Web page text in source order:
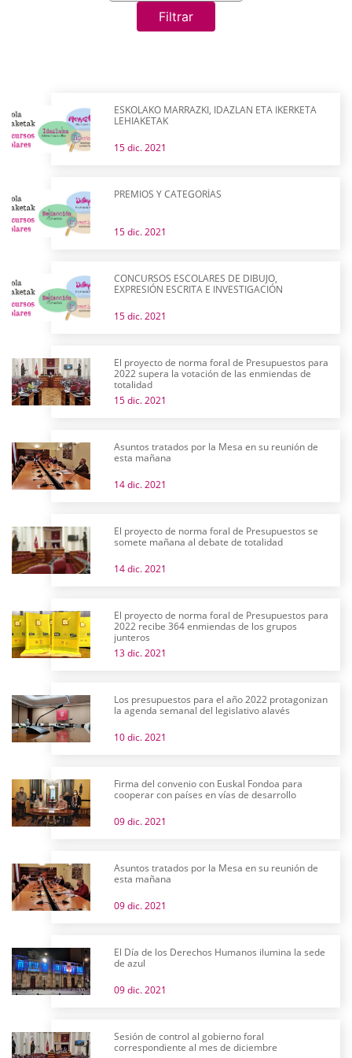
Filtrar
ESKOLAKO MARRAZKI, IDAZLAN ETA IKERKETA
LEHIAKETAK
15 dic. 2021
PREMIOS Y CATEGORÍAS
15 dic. 2021
CONCURSOS ESCOLARES DE DIBUJO,
EXPRESIÓN ESCRITA E INVESTIGACIÓN
15 dic. 2021
El proyecto de norma foral de Presupuestos para
2022 supera la votación de las enmiendas de
totalidad
15 dic. 2021
Asuntos tratados por la Mesa en su reunión de
esta mañana
14 dic. 2021
El proyecto de norma foral de Presupuestos se
somete mañana al debate de totalidad
14 dic. 2021
El proyecto de norma foral de Presupuestos para
2022 recibe 364 enmiendas de los grupos
junteros
13 dic. 2021
Los presupuestos para el año 2022 protagonizan
la agenda semanal del legislativo alavés
10 dic. 2021
Firma del convenio con Euskal Fondoa para
cooperar con países en vías de desarrollo
09 dic. 2021
Asuntos tratados por la Mesa en su reunión de
esta mañana
09 dic. 2021
El Día de los Derechos Humanos ilumina la sede
de azul
09 dic. 2021
Sesión de control al gobierno foral
correspondiente al mes de diciembre